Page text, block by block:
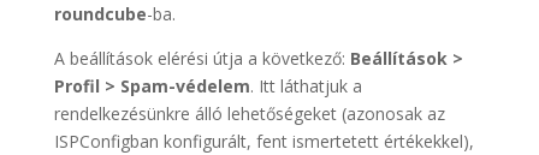
roundcube-ba.
A beállítások elérési útja a következő: Beállítások >
Profil > Spam-védelem. Itt láthatjuk a
rendelkezésünkre álló lehetőségeket (azonosak az
ISPConfigban konfigurált, fent ismertetett értékekkel),